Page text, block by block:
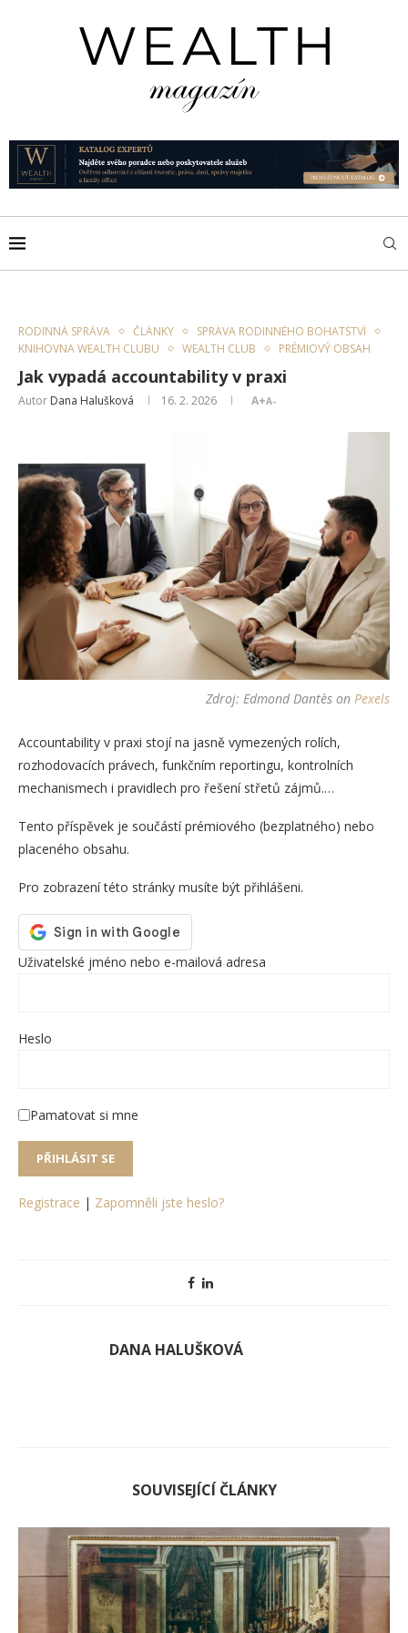
RODINNÁ SPRÁVA ČLÁNKY
SPRÁVA RODINNÉHO BOHATSTVÍ
KNIHOVNA WEALTH CLUBU
WEALTH CLUB PRÉMIOVÝ OBSAH
Jak vypadá accountability v praxi
Autor Dana Halušková 16. 2. 2026 A+A-
Zdroj: Edmond Dantès on Pexels
Accountability v praxi stojí na jasně vymezených rolích,
rozhodovacích právech, funkčním reportingu, kontrolních
mechanismech i pravidlech pro řešení střetů zájmů.…
Tento příspěvek je součástí prémiového (bezplatného) nebo
placeného obsahu.
Pro zobrazení této stránky musíte být přihlášeni.
Uživatelské jméno nebo e-mailová adresa
Heslo
Pamatovat si mne
Registrace | Zapomněli jste heslo?
DANA HALUŠKOVÁ
SOUVISEJÍCÍ ČLÁNKY